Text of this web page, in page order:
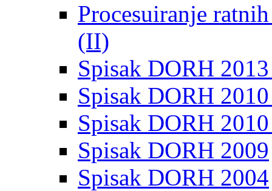
Procesuiranje
(II)
Spisak DORH
Spisak DORH
Spisak DORH
Spisak DORH 2009
Spisak DORH 2004